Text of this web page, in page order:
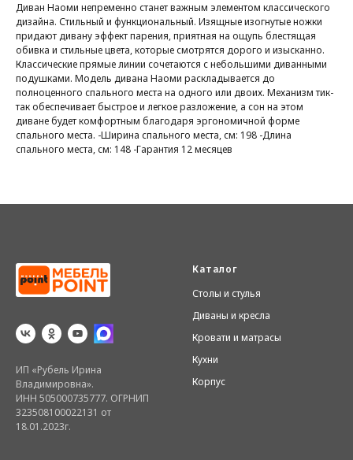
Диван Наоми непременно станет важным элементом классического
дизайна. Стильный и функциональный. Изящные изогнутые ножки
придают дивану эффект парения, приятная на ощупь блестящая
обивка и стильные цвета, которые смотрятся дорого и изысканно.
Классические прямые линии сочетаются с небольшими диванными
подушками. Модель дивана Наоми раскладывается до
полноценного спального места на одного или двоих. Механизм тик-
так обеспечивает быстрое и легкое разложение, а сон на этом
диване будет комфортным благодаря эргономичной форме
спального места. -Ширина спального места, см: 198 -Длина
спального места, см: 148 -Гарантия 12 месяцев
ИП «Рубель Ирина
Владимировна».
ИНН 505000735777. ОГРНИП
323508100022131 от
18.01.2023г.
Каталог
Столы и стулья
Диваны и кресла
Кровати и матрасы
Кухни
Корпус